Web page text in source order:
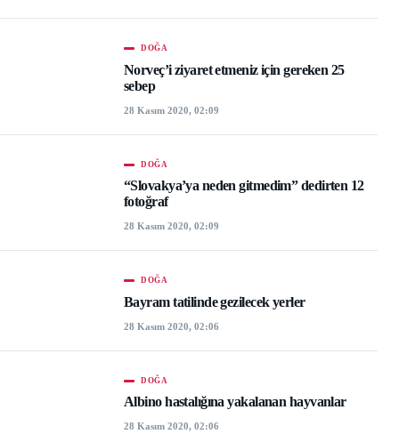
DOĞA
Norveç’i ziyaret etmeniz için gereken 25
sebep
28 Kasım 2020, 02:09
DOĞA
“Slovakya’ya neden gitmedim” dedirten 12
fotoğraf
28 Kasım 2020, 02:09
DOĞA
Bayram tatilinde gezilecek yerler
28 Kasım 2020, 02:06
DOĞA
Albino hastalığına yakalanan hayvanlar
28 Kasım 2020, 02:06